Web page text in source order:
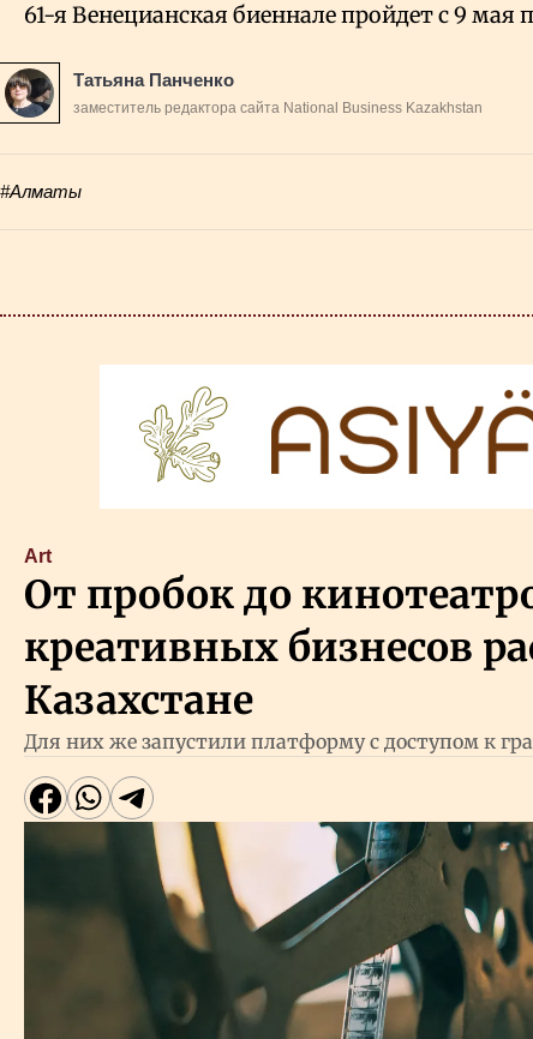
61-я Венецианская биеннале пройдет с 9 мая
Татьяна Панченко
заместитель редактора сайта National Business Kazakhstan
#Алматы
Art
От пробок до
креативных бизнесов
Казахстане
Для них же запустили платформу с доступом к